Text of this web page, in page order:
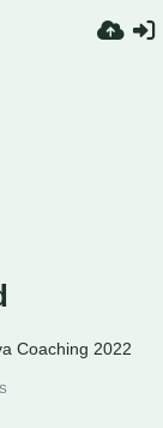
Coaching 2022